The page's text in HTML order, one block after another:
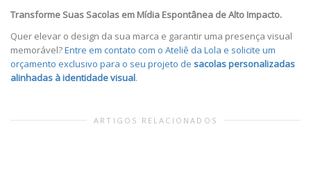
Transforme Suas Sacolas em Mídia Espontânea de Alto Impacto.
Quer elevar o design da sua marca e garantir uma presença visual
memorável?Entre em contato com o Ateliê da Lola e solicite um
orçamento exclusivo para o seu projeto de sacolas personalizadas
alinhadas à identidade visual.
ARTIGOS RELACIONADOS